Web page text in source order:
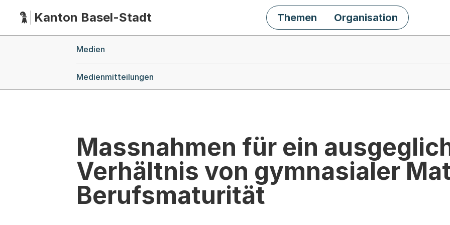
HauptnavigationKanton Basel-Stadt Themen Organisation
Medien
Medienmitteilungen
Massnahmen für ein
Verhältnis von gymnasialer
Berufsmaturität